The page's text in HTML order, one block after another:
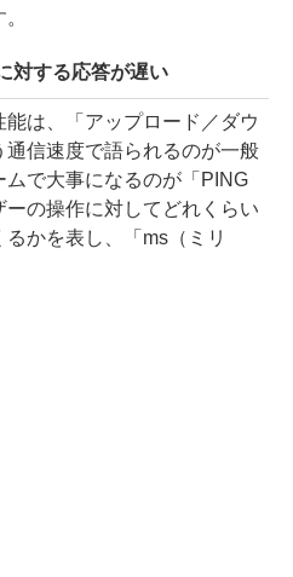
対する応答が遅い
は、「アップロード／ダウ
信速度で語られるのが一般
で大事になるのが「PING
の操作に対してどれくらい
かを表し、「ms（ミリ